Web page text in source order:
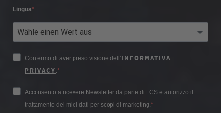
Lingua
Confermo di aver preso visione dell’INFORMATIVA
PRIVACY .
Acconsento a ricevere Newsletter da parte di FCS e autorizzo il
trattamento dei miei dati per scopi di marketing.